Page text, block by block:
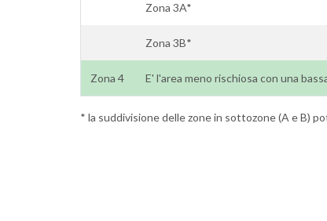
Zona 3A*
Zona 3B*
Zona 4 E' l'area meno rischiosa con una
* la suddivisione delle zone in sottozone (A e B)